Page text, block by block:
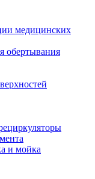
медицинских
обертывания
и мойка